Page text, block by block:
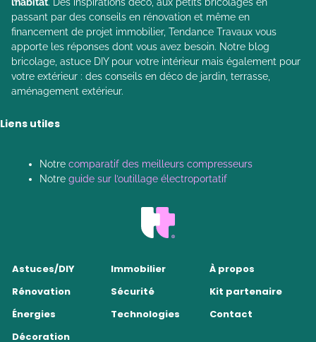
passant par des conseils en rénovation et même en
financement de projet immobilier, Tendance Travaux vous
apporte les réponses dont vous avez besoin. Notre blog
bricolage, astuce DIY pour votre intérieur mais également pour
votre extérieur : des conseils en déco de jardin, terrasse,
aménagement extérieur.
Liens utiles
Notre comparatif des meilleurs compresseurs
Notre guide sur l’outillage électroportatif
Astuces/DIY
Rénovation
Énergies
Décoration
Immobilier
Sécurité
Technologies
À propos
Kit partenaire
Contact